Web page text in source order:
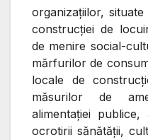
organizaţiilor,
construcţiei de
de menire social-
mărfurilor de
locale de
măsurilor de
alimentaţiei
ocrotirii sănătăţii,